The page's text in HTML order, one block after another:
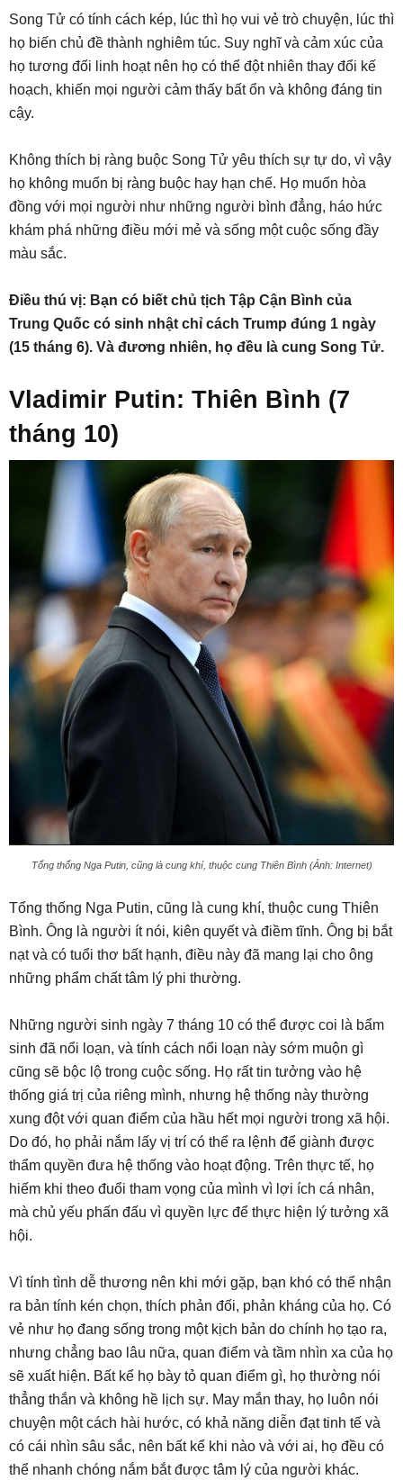
Song Tử có tính cách kép, lúc thì họ vui vẻ trò chuyện, lúc thì
họ biến chủ đề thành nghiêm túc. Suy nghĩ và cảm xúc của
họ tương đối linh hoạt nên họ có thể đột nhiên thay đổi kế
hoạch, khiến mọi người cảm thấy bất ổn và không đáng tin
cậy.
Không thích bị ràng buộc Song Tử yêu thích sự tự do, vì vậy
họ không muốn bị ràng buộc hay hạn chế. Họ muốn hòa
đồng với mọi người như những người bình đẳng, háo hức
khám phá những điều mới mẻ và sống một cuộc sống đầy
màu sắc.
Điều thú vị: Bạn có biết chủ tịch Tập Cận Bình của
Trung Quốc có sinh nhật chỉ cách Trump đúng 1 ngày
(15 tháng 6). Và đương nhiên, họ đều là cung Song Tử.
Vladimir Putin: Thiên Bình (7
tháng 10)
Tổng thống Nga Putin, cũng là cung khí, thuộc cung Thiên Bình (Ảnh: Internet)
Tổng thống Nga Putin, cũng là cung khí, thuộc cung Thiên
Bình. Ông là người ít nói, kiên quyết và điềm tĩnh. Ông bị bắt
nạt và có tuổi thơ bất hạnh, điều này đã mang lại cho ông
những phẩm chất tâm lý phi thường.
Những người sinh ngày 7 tháng 10 có thể được coi là bẩm
sinh đã nổi loạn, và tính cách nổi loạn này sớm muộn gì
cũng sẽ bộc lộ trong cuộc sống. Họ rất tin tưởng vào hệ
thống giá trị của riêng mình, nhưng hệ thống này thường
xung đột với quan điểm của hầu hết mọi người trong xã hội.
Do đó, họ phải nắm lấy vị trí có thể ra lệnh để giành được
thẩm quyền đưa hệ thống vào hoạt động. Trên thực tế, họ
hiếm khi theo đuổi tham vọng của mình vì lợi ích cá nhân,
mà chủ yếu phấn đấu vì quyền lực để thực hiện lý tưởng xã
hội.
Vì tính tình dễ thương nên khi mới gặp, bạn khó có thể nhận
ra bản tính kén chọn, thích phản đối, phản kháng của họ. Có
vẻ như họ đang sống trong một kịch bản do chính họ tạo ra,
nhưng chẳng bao lâu nữa, quan điểm và tầm nhìn xa của họ
sẽ xuất hiện. Bất kể họ bày tỏ quan điểm gì, họ thường nói
thẳng thắn và không hề lịch sự. May mắn thay, họ luôn nói
chuyện một cách hài hước, có khả năng diễn đạt tinh tế và
có cái nhìn sâu sắc, nên bất kể khi nào và với ai, họ đều có
thể nhanh chóng nắm bắt được tâm lý của người khác.